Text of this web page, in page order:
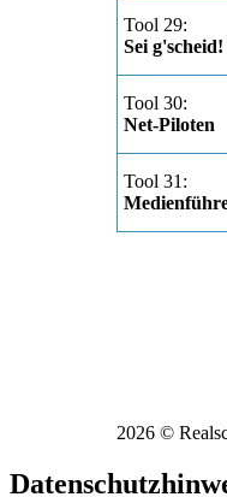
Tool 29:
Sei g'scheid!
Tool 30:
Net-Piloten
Tool 31:
2026 ©